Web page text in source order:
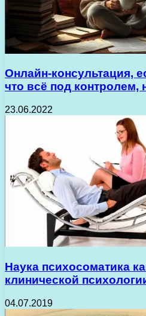
Онлайн-консультация,
что всё под контролем,
23.06.2022
Наука психосоматика
клинической
04.07.2019